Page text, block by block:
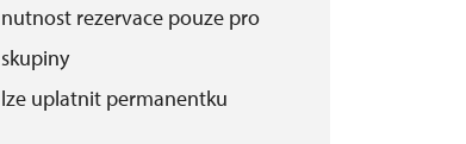
nutnost rezervace pouze pro
skupiny
lze uplatnit permanentku